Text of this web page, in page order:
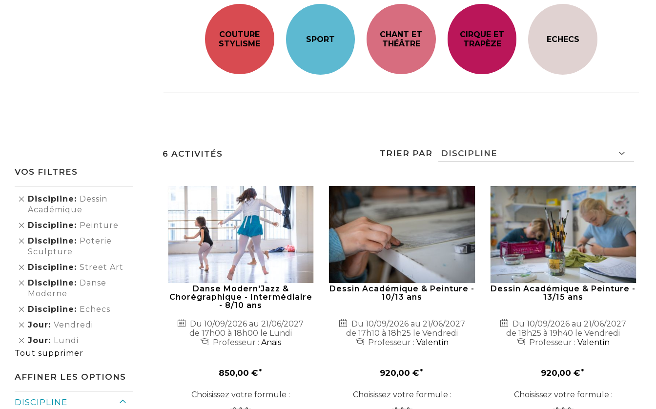
COUTURE
STYLISME
SPORT
CHANT ET
THÉÂTRE
CIRQUE ET
TRAPÈZE
ECHECS
6 ACTIVITÉS TRIER PAR
Danse Modern'Jazz &
Chorégraphique - Intermédiaire
- 8/10 ans
Du 10/09/2026 au 21/06/2027
de 17h00 à 18h00 le Lundi
Professeur : Anais
850,00 €
Choisissez votre formule :
Dessin Académique & Peinture -
10/13 ans
Du 10/09/2026 au 21/06/2027
de 17h10 à 18h25 le Vendredi
Professeur : Valentin
920,00 €
Choisissez votre formule :
Dessin Académique & Peinture -
13/15 ans
Du 10/09/2026 au 21/06/2027
de 18h25 à 19h40 le Vendredi
Professeur : Valentin
920,00 €
Choisissez votre formule :
VOS FILTRES
Discipline
Dessin
Académique
Supprimer
cet
Élément
Discipline Peinture
Supprimer
cet
Élément
Discipline
Poterie
Sculpture
Supprimer
cet
Élément
Discipline Street Art
Supprimer
cet
Élément
Discipline
Danse
Moderne
Supprimer
cet
Élément
Discipline Echecs
Supprimer
Élément
Jour Vendredi
Supprimer
Élément
Jour Lundi
Supprimer
cet
Tout supprimer
AFFINER LES OPTIONS
DISCIPLINE